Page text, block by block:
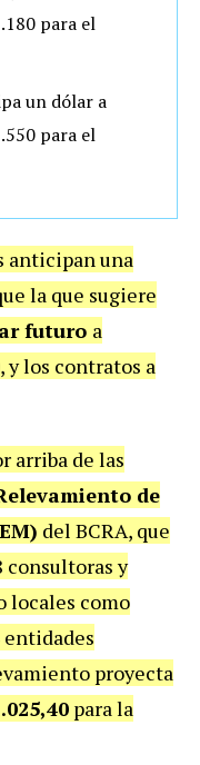
para el
un dólar a
para el
anticipan una
la que sugiere
futuro a
, y los contratos a
arriba de las
de
del BCRA, que
consultoras y
locales como
proyecta
para la